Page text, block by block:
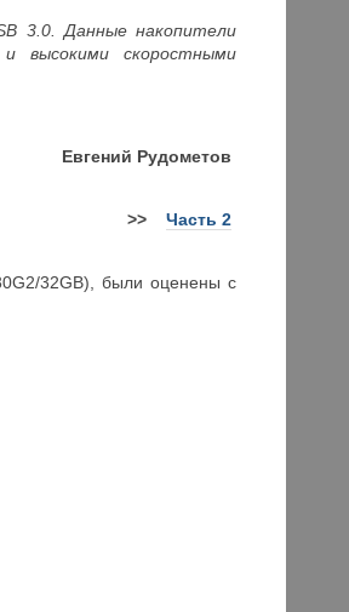
3.0. Данные накопители
высокими скоростными
Евгений Рудометов
>> Часть 2
32GB), были оценены с